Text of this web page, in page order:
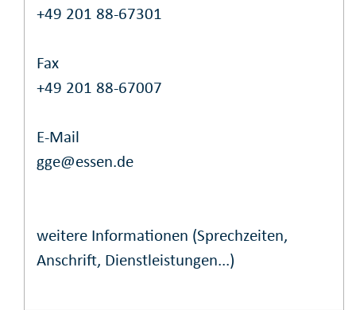
+49 201 88-67301
Fax
+49 201 88-67007
E-Mail
gge@essen.de
weitere Informationen (Sprechzeiten,
Anschrift, Dienstleistungen...)